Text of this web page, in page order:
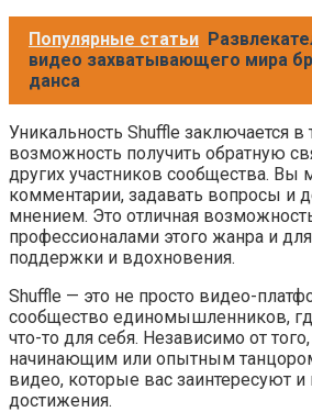
Популярные статьи
видео захватывающего мира
данса
Уникальность Shuffle заключается в
возможность получить обратную
других участников сообщества. Вы
комментарии, задавать вопросы и
мнением. Это отличная
профессионалами этого жанра и
поддержки и вдохновения.
Shuffle — это не просто видео-
сообщество единомышленников,
что-то для себя. Независимо от
начинающим или опытным
видео, которые вас заинтересуют
достижения.